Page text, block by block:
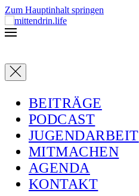
Zum Hauptinhalt springen
BEITRÄGE
PODCAST
JUGENDARBEIT
MITMACHEN
AGENDA
KONTAKT